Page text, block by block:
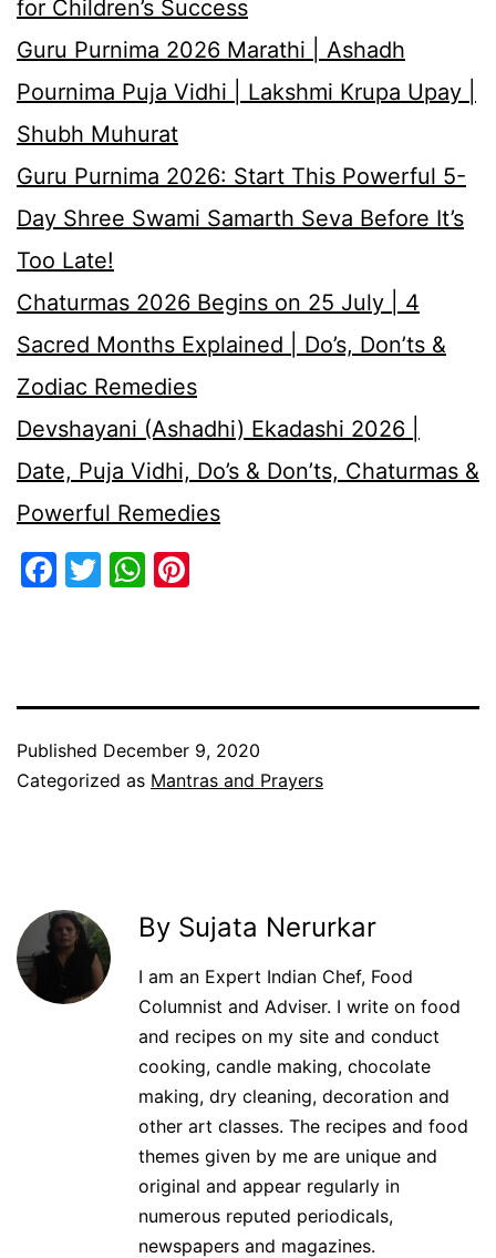
for Children’s Success
Guru Purnima 2026 Marathi | Ashadh
Pournima Puja Vidhi | Lakshmi Krupa Upay |
Shubh Muhurat
Guru Purnima 2026: Start This Powerful 5-
Day Shree Swami Samarth Seva Before It’s
Too Late!
Chaturmas 2026 Begins on 25 July | 4
Sacred Months Explained | Do’s, Don’ts &
Zodiac Remedies
Devshayani (Ashadhi) Ekadashi 2026 |
Date, Puja Vidhi, Do’s & Don’ts, Chaturmas &
Powerful Remedies
Facebook
TwitterWhatsApp
Published December 9, 2020
Categorized as Mantras and Prayers
By Sujata Nerurkar
I am an Expert Indian Chef, Food
Columnist and Adviser. I write on food
and recipes on my site and conduct
cooking, candle making, chocolate
making, dry cleaning, decoration and
other art classes. The recipes and food
themes given by me are unique and
original and appear regularly in
numerous reputed periodicals,
newspapers and magazines.